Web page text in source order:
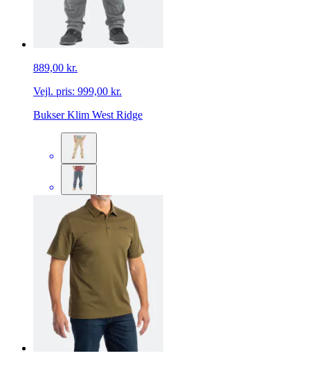
889,00 kr.
Vejl. pris: 999,00 kr.
Bukser Klim West Ridge